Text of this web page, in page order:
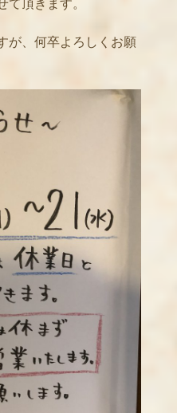
頂きます。
が、何卒よろしくお願